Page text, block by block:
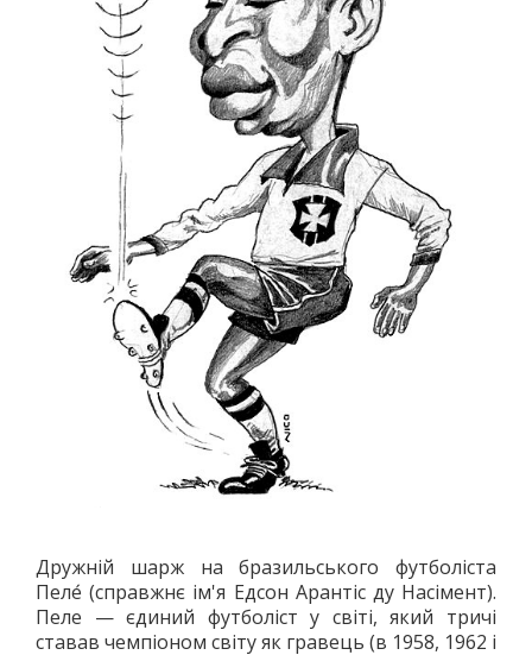
ВОДНІ ВИДИ
ПЛАВАННЯ
СТРИБКИ З ТРАМПЛІНУ
СИНХРОННЕ ПЛАВАННЯ
ВОДНИЙ ТУРИЗМ
ГІМНАСТИКА
ХУДОЖНЯ
СПОРТИВНА
АКРОБАТИКА
СТРИБКИ НА БАТУТІ
ЛОГІЧНІ ІГРИ
ШАШКИ
Дружній шарж на бразильського футболіста
Пеле́ (справжнє ім'я Едсон Арантіс ду Насімент).
Пеле — єдиний футболіст у світі, який тричі
ставав чемпіоном світу як гравець (в 1958, 1962 і